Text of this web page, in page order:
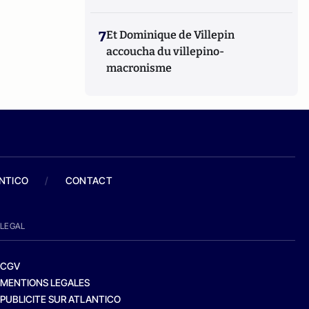
7Et Dominique de Villepin
accoucha du villepino-
macronisme
/ CONTACT
LEGAL
CGV
MENTIONS LEGALES
PUBLICITE SUR ATLANTICO